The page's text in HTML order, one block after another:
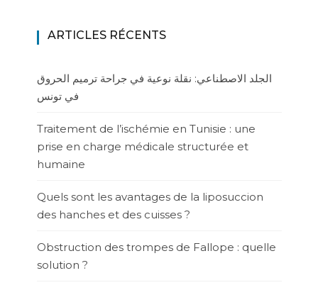
ARTICLES RÉCENTS
الجلد الاصطناعي: نقلة نوعية في جراحة ترميم الحروق
في تونس
Traitement de l’ischémie en Tunisie : une
prise en charge médicale structurée et
humaine
Quels sont les avantages de la liposuccion
des hanches et des cuisses ?
Obstruction des trompes de Fallope : quelle
solution ?